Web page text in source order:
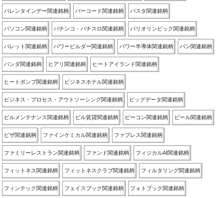
バレンタインデー関連銘柄 バーコード関連銘柄 パスタ関連銘柄
パソコン関連銘柄 パチンコ・パチスロ関連銘柄 パリオリンピック関連銘柄
パレット関連銘柄 パワービルダー関連銘柄 パワー半導体関連銘柄 パン関連銘柄
パンダ関連銘柄 ヒアリ関連銘柄 ヒートアイランド関連銘柄
ヒートポンプ関連銘柄 ビジネスホテル関連銘柄
ビジネス・プロセス・アウトソーシング関連銘柄 ビッグデータ関連銘柄
ビルメンテナンス関連銘柄 ビル賃貸関連銘柄 ビーコン関連銘柄 ビール関連銘柄
ピザ関連銘柄 ファインケミカル関連銘柄 ファブレス関連銘柄
ファミリーレストラン関連銘柄 ファンド関連銘柄 フィジカルAI関連銘柄
フィットネス関連銘柄 フィットネスクラブ関連銘柄 フィルタリング関連銘柄
フィンテック関連銘柄 フェイスブック関連銘柄 フォトブック関連銘柄